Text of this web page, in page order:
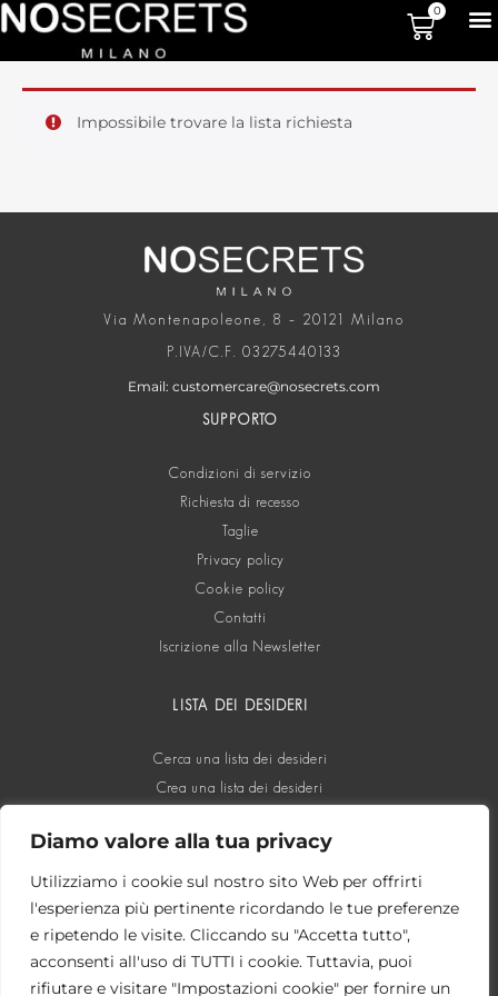
Diamo valore alla tua privacy
Utilizziamo i cookie sul nostro sito Web per offrirti
l'esperienza più pertinente ricordando le tue preferenze
e ripetendo le visite. Cliccando su "Accetta tutto",
acconsenti all'uso di TUTTI i cookie. Tuttavia, puoi
rifiutare e visitare "Impostazioni cookie" per fornire un
0
Impossibile trovare la lista richiesta
Via Montenapoleone, 8 – 20121 Milano
P.IVA/C.F. 03275440133
Email: customercare@nosecrets.com
SUPPORTO
Condizioni di servizio
Richiesta di recesso
Taglie
Privacy policy
Cookie policy
Contatti
Iscrizione alla Newsletter
LISTA DEI DESIDERI
Cerca una lista dei desideri
Crea una lista dei desideri
SOCIAL